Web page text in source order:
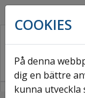
COOKIES
På denna
dig en bättre
kunna utveckla